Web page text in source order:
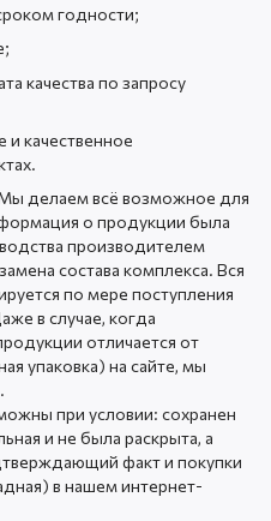
годности;
качества по запросу
качественное
делаем всё возможное для
о продукции была
производителем
состава комплекса. Вся
по мере поступления
в случае, когда
отличается от
упаковка) на сайте, мы
при условии: сохранен
и не была раскрыта, а
факт и покупки
в нашем интернет-